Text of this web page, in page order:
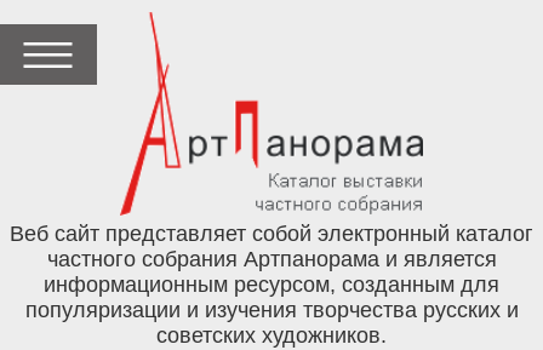
Веб сайт представляет собой электронный каталог
частного собрания Артпанорама и является
информационным ресурсом, созданным для
популяризации и изучения творчества русских и
советских художников.